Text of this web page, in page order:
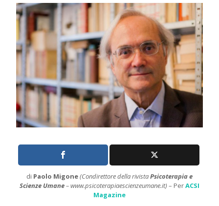
di Paolo Migone(Condirettore della rivistaPsicoterapia e
Scienze Umane– www.psicoterapiaescienzeumane.it)– PerACSI
Magazine